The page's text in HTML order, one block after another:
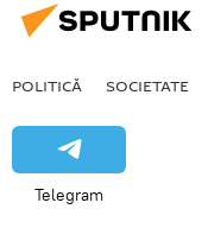
POLITICĂ SOCIETATE
Telegram